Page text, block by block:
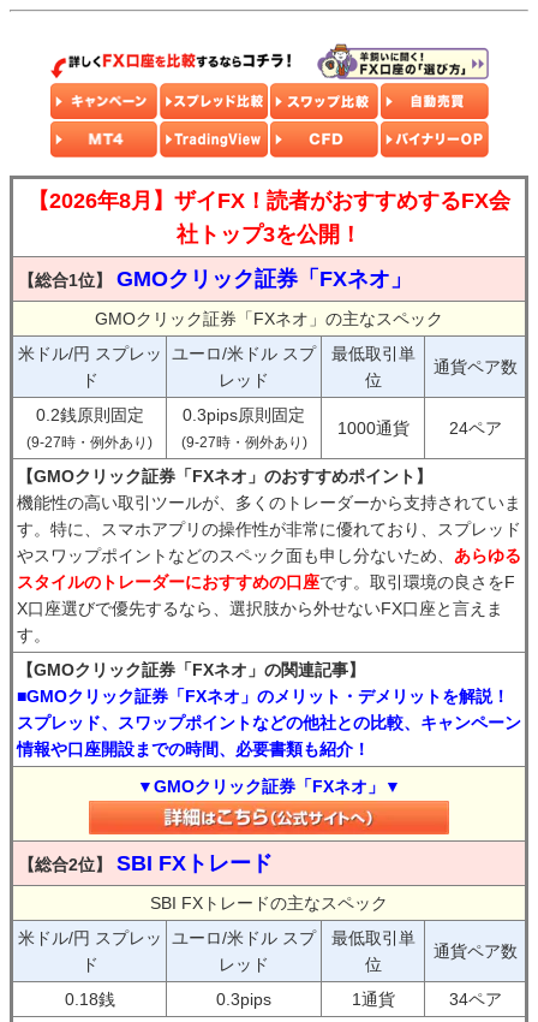
【2026年8月】ザイFX！読者がおすすめするFX会
社トップ3を公開！
【総合1位】 GMOクリック証券「FXネオ」
GMOクリック証券「FXネオ」の主なスペック
米ドル/円 スプレッ
ド
ユーロ/米ドル スプ
レッド
最低取引単
位
通貨ペア数
0.2銭原則固定
(9-27時・例外あり)
0.3pips原則固定
(9-27時・例外あり)
1000通貨 24ペア
【GMOクリック証券「FXネオ」のおすすめポイント】
機能性の高い取引ツールが、多くのトレーダーから支持されていま
す。特に、スマホアプリの操作性が非常に優れており、スプレッド
やスワップポイントなどのスペック面も申し分ないため、 あらゆる
スタイルのトレーダーにおすすめの口座です。取引環境の良さをF
X口座選びで優先するなら、選択肢から外せないFX口座と言えま
す。
【GMOクリック証券「FXネオ」の関連記事】
■GMOクリック証券「FXネオ」のメリット・デメリットを解説！
スプレッド、スワップポイントなどの他社との比較、キャンペーン
情報や口座開設までの時間、必要書類も紹介！
▼GMOクリック証券「FXネオ」▼
【総合2位】 SBI FXトレード
SBI FXトレードの主なスペック
米ドル/円 スプレッ
ド
ユーロ/米ドル スプ
レッド
最低取引単
位
通貨ペア数
0.18銭 0.3pips 1通貨
34ペア